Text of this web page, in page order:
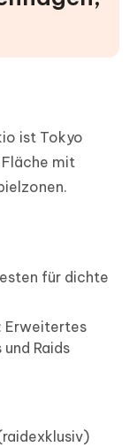
ist Tokyo
mit
für dichte
: Erweitertes
Raids